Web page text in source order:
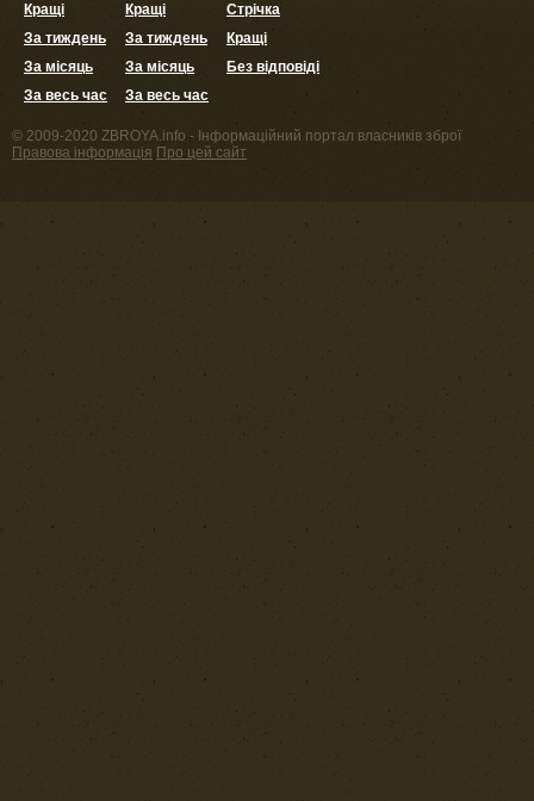
Кращі
За тиждень
За місяць
За весь час
Кращі
За тиждень
За місяць
За весь час
Стрічка
Кращі
Без відповіді
© 2009-2020 ZBROYA.info - Інформаційний портал власників зброї
Правова інформація Про цей сайт